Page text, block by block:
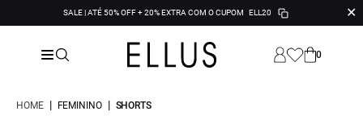
SALE | ATÉ 50% OFF + 20% EXTRA COM O CUPOM ELL20 ✕
0
HOME | FEMININO | SHORTS